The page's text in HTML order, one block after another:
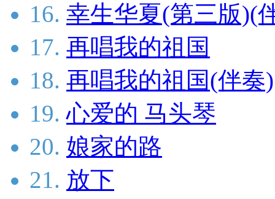
16. 幸生华夏(第三版)(
17. 再唱我的祖国
18. 再唱我的祖国(伴奏)
19. 心爱的 马头琴
20. 娘家的路
21. 放下